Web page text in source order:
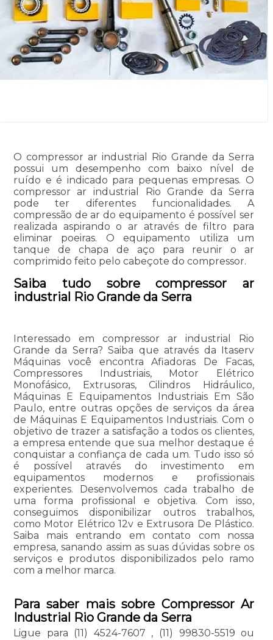
O compressor ar industrial Rio Grande da Serra
possui um desempenho com baixo nível de
ruído e é indicado para pequenas empresas. O
compressor ar industrial Rio Grande da Serra
pode ter diferentes funcionalidades. A
compressão de ar do equipamento é possível ser
realizada aspirando o ar através de filtro para
eliminar poeiras. O equipamento utiliza um
tanque de chapa de aço para reunir o ar
comprimido feito pelo cabeçote do compressor.
Saiba tudo sobre compressor ar
industrial Rio Grande da Serra
Interessado em compressor ar industrial Rio
Grande da Serra? Saiba que através da Itaserv
Máquinas você encontra Afiadoras De Facas,
Compressores Industriais, Motor Elétrico
Monofásico, Extrusoras, Cilindros Hidráulico,
Máquinas E Equipamentos Industriais Em São
Paulo, entre outras opções de serviços da área
de Máquinas E Equipamentos Industriais. Com o
objetivo de trazer a satisfação a todos os clientes,
a empresa entende que sua melhor destaque é
conquistar a confiança de cada um. Tudo isso só
é possível através do investimento em
equipamentos modernos e profissionais
experientes. Desenvolvemos cada trabalho de
uma forma profissional e objetiva. Com isso,
conseguimos disponibilizar outros trabalhos,
como Motor Elétrico 12v e Extrusora De Plástico.
Saiba mais entrando em contato com nossa
empresa, sanando assim as suas dúvidas sobre os
serviços e produtos disponibilizados pelo ramo
com a melhor marca.
Para saber mais sobre Compressor Ar
Industrial Rio Grande da Serra
Ligue para (11) 4524-7607 , (11) 99830-5519 ou